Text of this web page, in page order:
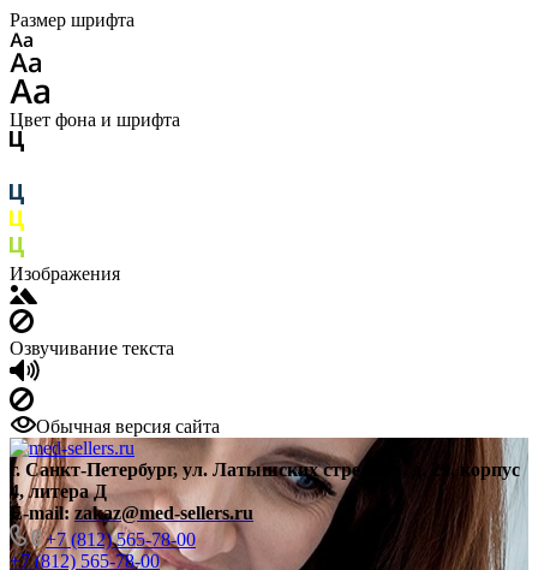
Размер шрифта
Цвет фона и шрифта
Изображения
Озвучивание текста
Обычная версия сайта
г. Санкт-Петербург, ул. Латышских стрелков, д. 29, корпус
4, литера Д
E-mail:zakaz@med-sellers.ru
+7 (812) 565-78-00
+7 (812) 565-78-00